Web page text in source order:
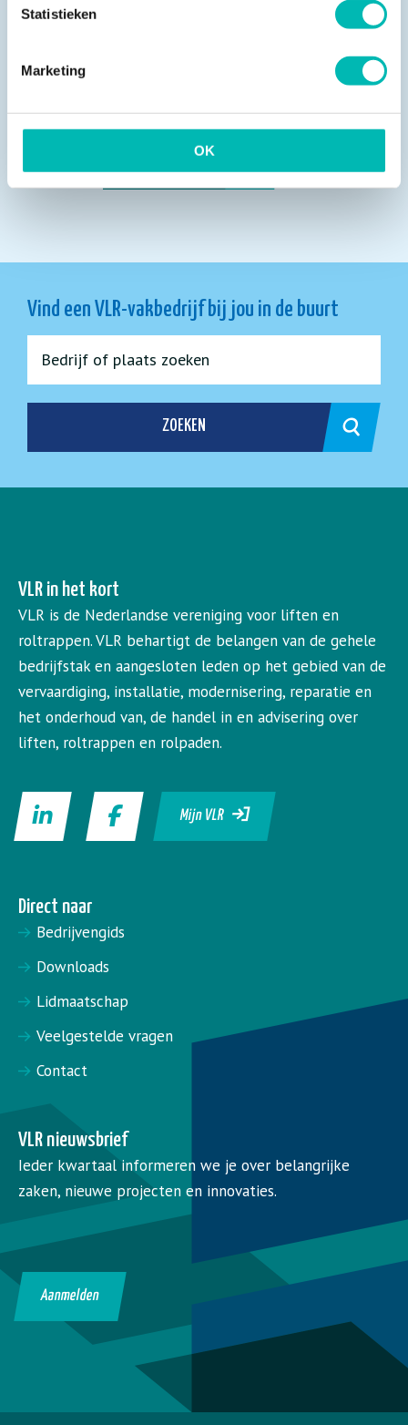
Statistieken
Marketing
OK
Vind een VLR-vakbedrijf bij jou in de buurt
ZOEKEN
VLR in het kort
VLR is de Nederlandse vereniging voor liften en
roltrappen. VLR behartigt de belangen van de gehele
bedrijfstak en aangesloten leden op het gebied van de
vervaardiging, installatie, modernisering, reparatie en
het onderhoud van, de handel in en advisering over
liften, roltrappen en rolpaden.
Mijn VLR
Direct naar
Bedrijvengids
Downloads
Lidmaatschap
Veelgestelde vragen
Contact
VLR nieuwsbrief
Ieder kwartaal informeren we je over belangrijke
zaken, nieuwe projecten en innovaties.
Aanmelden